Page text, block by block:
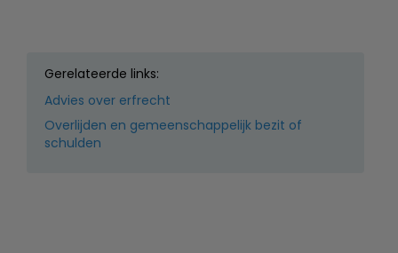
Gerelateerde links:
Advies over erfrecht
Overlijden en gemeenschappelijk bezit of
schulden